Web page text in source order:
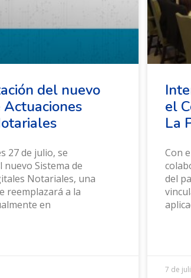
del nuevo
27 de julio, se
Sistema de
Notariales, una
reemplazará a la
en
el
La
Con
del
7 de